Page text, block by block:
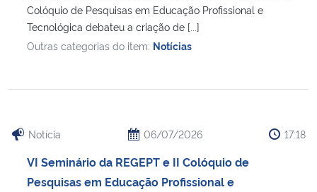
Colóquio de Pesquisas em Educação Profissional e
Tecnológica debateu a criação de [...]
Outras categorias do item: Notícias
Notícia 06/07/2026 17:18
VI Seminário da REGEPT e II Colóquio de
Pesquisas em Educação Profissional e